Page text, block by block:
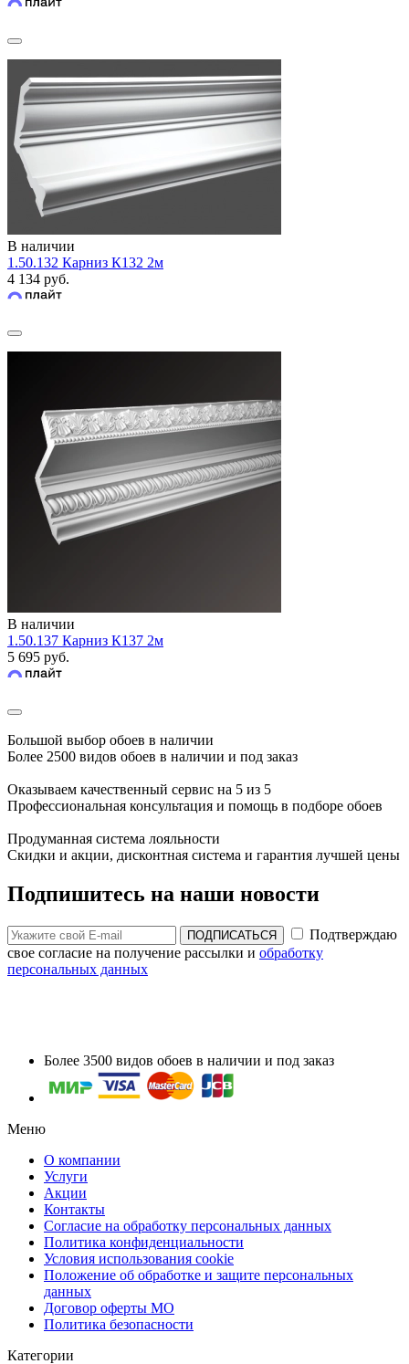
В наличии
1.50.132 Карниз К132 2м
4 134 руб.
В наличии
1.50.137 Карниз К137 2м
5 695 руб.
Большой выбор обоев в наличии
Более 2500 видов обоев в наличии и под заказ
Оказываем качественный сервис на 5 из 5
Профессиональная консультация и помощь в подборе обоев
Продуманная система лояльности
Скидки и акции, дисконтная система и гарантия лучшей цены
Подпишитесь на наши новости
ПОДПИСАТЬСЯ
Подтверждаю
свое согласие на получение рассылки и обработку
персональных данных
Более 3500 видов обоев в наличии и под заказ
Меню
О компании
Услуги
Акции
Контакты
Согласие на обработку персональных данных
Политика конфиденциальности
Условия использования cookie
Положение об обработке и защите персональных
данных
Договор оферты МО
Политика безопасности
Категории